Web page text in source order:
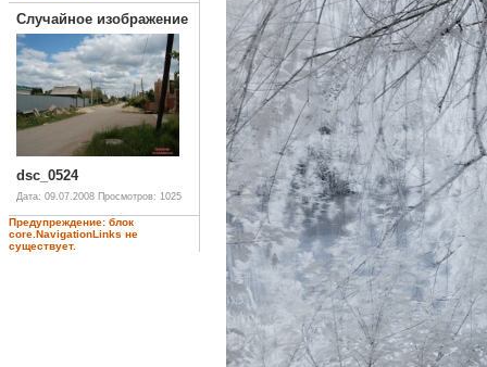
Случайное изображение
dsc_0524
Дата: 09.07.2008 Просмотров: 1025
Предупреждение: блок
core.NavigationLinks не
существует.